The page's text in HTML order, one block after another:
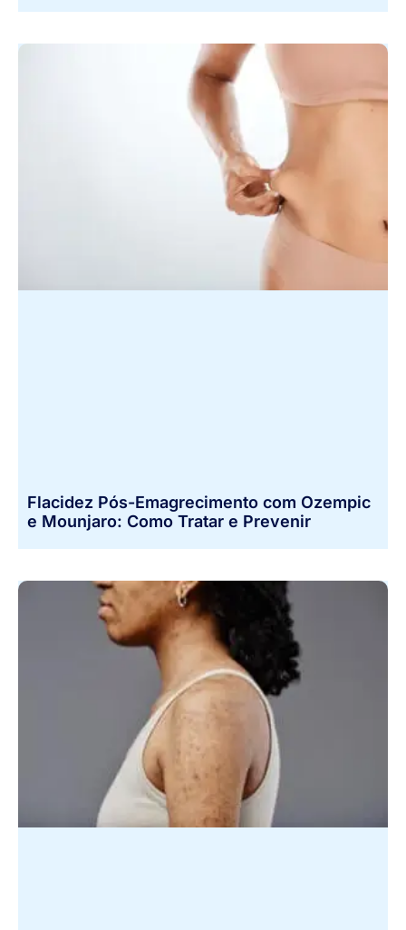
Flacidez Pós-Emagrecimento com Ozempic
e Mounjaro: Como Tratar e Prevenir